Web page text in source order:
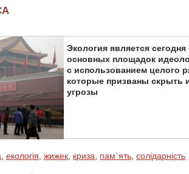
Экология является
основных площадок
с использованием целого
которые призваны скрыть
угрозы
екологія жижек криза пам`ять солідарність